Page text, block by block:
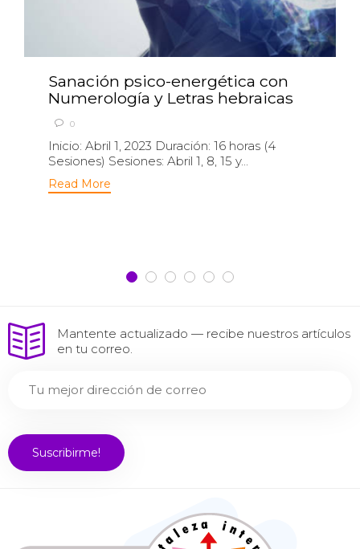
Sanación psico-energética con
Numerología y Letras hebraicas
 0
Inicio: Abril 1, 2023 Duración: 16 horas (4
Sesiones) Sesiones: Abril 1, 8, 15 y...
Read More
Mantente actualizado — recibe nuestros artículos
en tu correo.